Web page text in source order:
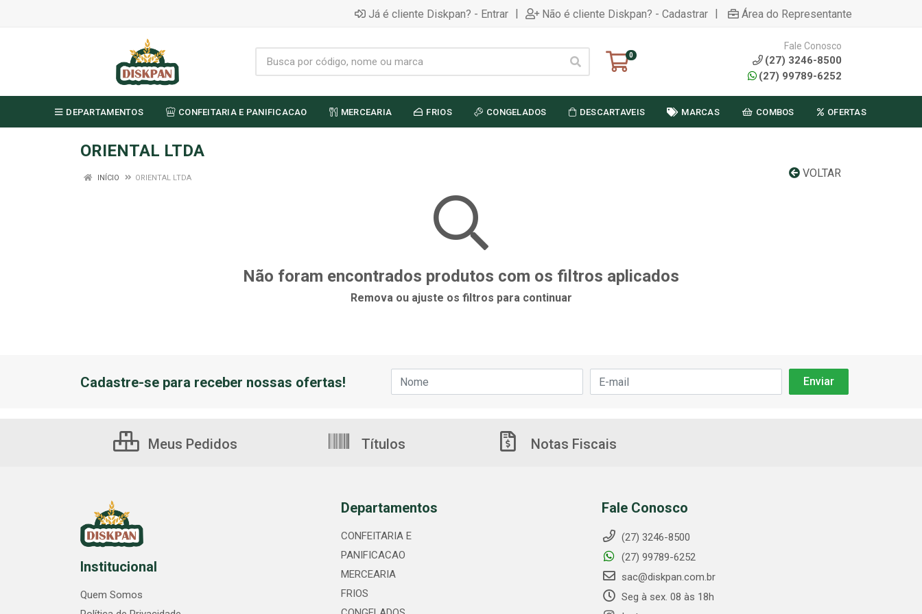
Já é cliente Diskpan? - Entrar | Não é cliente Diskpan? - Cadastrar | Área do Representante
0
Fale Conosco
(27) 3246-8500
(27) 99789-6252
DEPARTAMENTOS CONFEITARIA E PANIFICACAO MERCEARIA FRIOS CONGELADOS DESCARTAVEIS MARCAS COMBOS OFERTAS
ORIENTAL LTDA
VOLTAR
INÍCIO ORIENTAL LTDA
Não foram encontrados produtos com os filtros aplicados
Remova ou ajuste os filtros para continuar
Cadastre-se para receber nossas ofertas!
Meus Pedidos Títulos Notas Fiscais
Institucional
Quem Somos
Departamentos
CONFEITARIA E
PANIFICACAO
MERCEARIA
FRIOS
Fale Conosco
(27) 3246-8500
(27) 99789-6252
sac@diskpan.com.br
Seg à sex. 08 às 18h